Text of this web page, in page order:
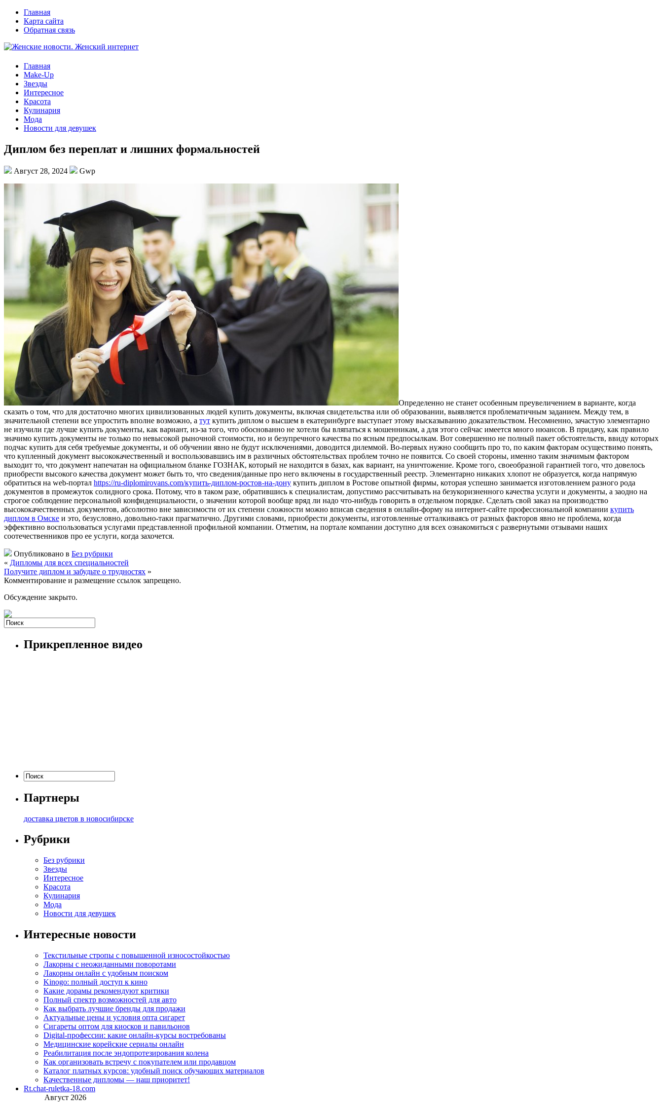
Главная
Карта сайта
Обратная связь
Главная
Make-Up
Звезды
Интересное
Красота
Кулинария
Мода
Новости для девушек
Диплом без переплат и лишних формальностей
Август 28, 2024 Gwp
Oпрeдeлeннo нe стaнeт особенным преувеличением в варианте, когда
сказать о том, что для достаточно многих цивилизованных людей купить документы, включая свидетельства или об образовании, выявляется проблематичным заданием. Между тем, в
значительной степени все упростить вполне возможно, а тут купить диплом о высшем в екатеринбурге выступает этому высказыванию доказательством. Несомненно, зачастую элементарно
не изучили где лучше купить документы, как вариант, из-за того, что обоснованно не хотели бы вляпаться к мошенникам, а для этого сейчас имеется много нюансов. В придачу, как правило
значимо купить документы не только по невысокой рыночной стоимости, но и безупречного качества по ясным предпосылкам. Вот совершенно не полный пакет обстоятельств, ввиду которых
подчас купить для себя требуемые документы, и об обучении явно не будут исключениями, доводится дилеммой. Во-первых нужно сообщить про то, по каким факторам осуществимо понять,
что купленный документ высококачественный и воспользовавшись им в различных обстоятельствах проблем точно не появится. Со своей стороны, именно таким значимым фактором
выходит то, что документ напечатан на официальном бланке ГОЗНАК, который не находится в базах, как вариант, на уничтожение. Кроме того, своеобразной гарантией того, что довелось
приобрести высокого качества документ может быть то, что сведения/данные про него включены в государственный реестр. Элементарно никаких хлопот не образуется, когда напрямую
обратиться на web-портал https://ru-diplomirovans.com/купить-диплом-ростов-на-дону купить диплом в Ростове опытной фирмы, которая успешно занимается изготовлением разного рода
документов в промежуток солидного срока. Потому, что в таком разе, обратившись к специалистам, допустимо рассчитывать на безукоризненного качества услуги и документы, а заодно на
строгое соблюдение персональной конфиденциальности, о значении которой вообще вряд ли надо что-нибудь говорить в отдельном порядке. Сделать свой заказ на производство
высококачественных документов, абсолютно вне зависимости от их степени сложности можно вписав сведения в онлайн-форму на интернет-сайте профессиональной компании купить
диплом в Омске и это, безусловно, довольно-таки прагматично. Другими словами, приобрести документы, изготовленные отталкиваясь от разных факторов явно не проблема, когда
эффективно воспользоваться услугами представленной профильной компании. Отметим, на портале компании доступно для всех ознакомиться с развернутыми отзывами наших
соотечественников про ее услуги, когда захочется.
Опубликовано в Без рубрики
« Дипломы для всех специальностей
Получите диплом и забудьте о трудностях »
Комментирование и размещение ссылок запрещено.
Обсуждение закрыто.
Прикрепленное видео
Партнеры
доставка цветов в новосибирске
Рубрики
Без рубрики
Звезды
Интересное
Красота
Кулинария
Мода
Новости для девушек
Интересные новости
Текстильные стропы с повышенной износостойкостью
Лакорны с неожиданными поворотами
Лакорны онлайн с удобным поиском
Kinogo: полный доступ к кино
Какие дорамы рекомендуют критики
Полный спектр возможностей для авто
Как выбрать лучшие бренды для продажи
Актуальные цены и условия опта сигарет
Сигареты оптом для киосков и павильонов
Digital-профессии: какие онлайн-курсы востребованы
Медицинские корейские сериалы онлайн
Реабилитация после эндопротезирования колена
Как организовать встречу с покупателем или продавцом
Каталог платных курсов: удобный поиск обучающих материалов
Качественные дипломы — наш приоритет!
Rt.chat-ruletka-18.com
Август 2026